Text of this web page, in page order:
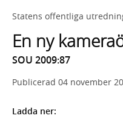
framträder
lista
med
sökförslag
Statens offentliga
En ny
SOU 2009:87
Publicerad 04 november
Ladda ner: